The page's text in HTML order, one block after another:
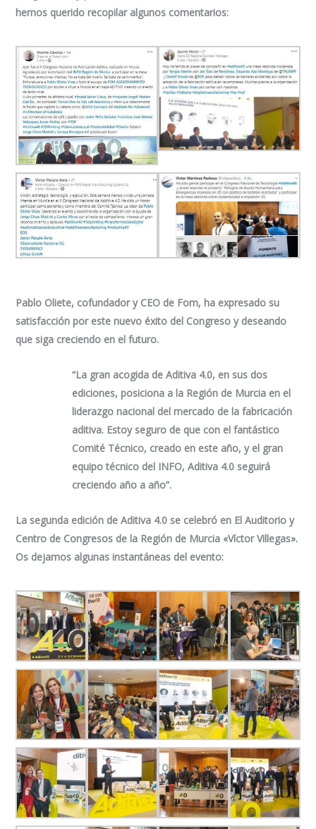
hemos querido recopilar algunos comentarios:
Pablo Oliete, cofundador y CEO de Fom, ha expresado su
satisfacción por este nuevo éxito del Congreso y deseando
que siga creciendo en el futuro.
“La gran acogida de Aditiva 4.0, en sus dos
ediciones, posiciona a la Región de Murcia en el
liderazgo nacional del mercado de la fabricación
aditiva. Estoy seguro de que con el fantástico
Comité Técnico, creado en este año, y el gran
equipo técnico del INFO, Aditiva 4.0 seguirá
creciendo año a año”.
La segunda edición de Aditiva 4.0 se celebró en El Auditorio y
Centro de Congresos de la Región de Murcia «Víctor Villegas».
Os dejamos algunas instantáneas del evento: